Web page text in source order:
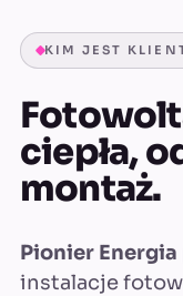
KIM JEST
ciepła,
montaż.
Pionier Energia
instalacje